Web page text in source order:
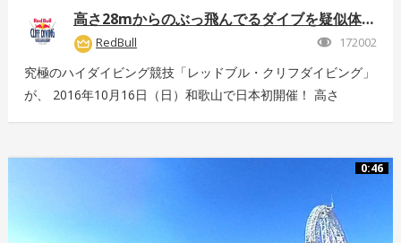
高さ28mからのぶっ飛んでるダイブを疑似体験！
RedBull 172002
究極のハイダイビング競技「レッドブル・クリフダイビング」
が、 2016年10月16日（日）和歌山で日本初開催！ 高さ
こちら：http://www.redbull.com/cliff-diving
0:46